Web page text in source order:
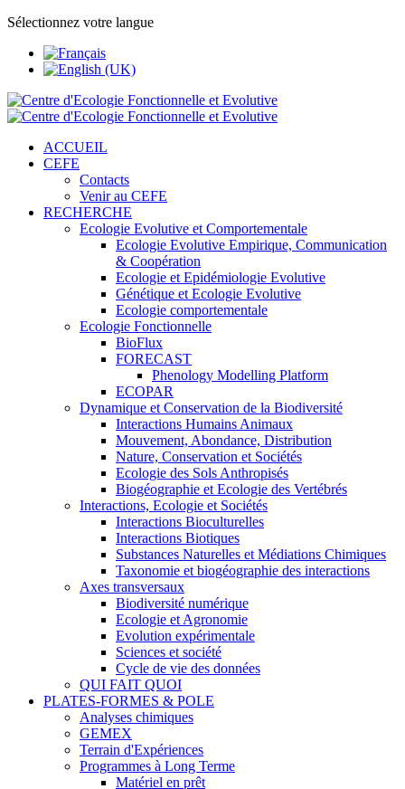
Sélectionnez votre langue
ACCUEIL
CEFE
Contacts
Venir au CEFE
RECHERCHE
Ecologie Evolutive et Comportementale
Ecologie Evolutive Empirique, Communication
& Coopération
Ecologie et Epidémiologie Evolutive
Génétique et Ecologie Evolutive
Ecologie comportementale
Ecologie Fonctionnelle
BioFlux
FORECAST
Phenology Modelling Platform
ECOPAR
Dynamique et Conservation de la Biodiversité
Interactions Humains Animaux
Mouvement, Abondance, Distribution
Nature, Conservation et Sociétés
Ecologie des Sols Anthropisés
Biogéographie et Ecologie des Vertébrés
Interactions, Ecologie et Sociétés
Interactions Bioculturelles
Interactions Biotiques
Substances Naturelles et Médiations Chimiques
Taxonomie et biogéographie des interactions
Axes transversaux
Biodiversité numérique
Ecologie et Agronomie
Evolution expérimentale
Sciences et société
Cycle de vie des données
QUI FAIT QUOI
PLATES-FORMES & POLE
Analyses chimiques
GEMEX
Terrain d'Expériences
Programmes à Long Terme
Matériel en prêt